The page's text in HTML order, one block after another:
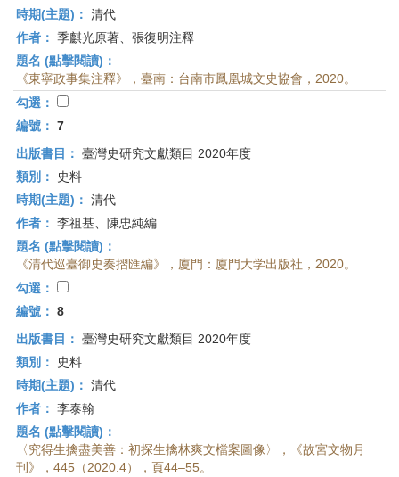
時期(主題)： 清代
作者： 季麒光原著、張復明注釋
題名 (點擊閱讀)：
《東寧政事集注釋》，臺南：台南市鳳凰城文史協會，2020。
勾選：
編號： 7
出版書目： 臺灣史研究文獻類目 2020年度
類別：
史料
時期(主題)： 清代
作者： 李祖基、陳忠純編
題名 (點擊閱讀)：
《清代巡臺御史奏摺匯編》，廈門：廈門大学出版社，2020。
勾選：
編號： 8
出版書目： 臺灣史研究文獻類目 2020年度
類別：
史料
時期(主題)： 清代
作者： 李泰翰
題名 (點擊閱讀)：
〈究得生擒盡美善：初探生擒林爽文檔案圖像〉，《故宮文物月
刊》，445（2020.4），頁44–55。